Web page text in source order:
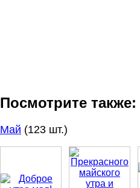
Посмотрите также:
Май (123 шт.)